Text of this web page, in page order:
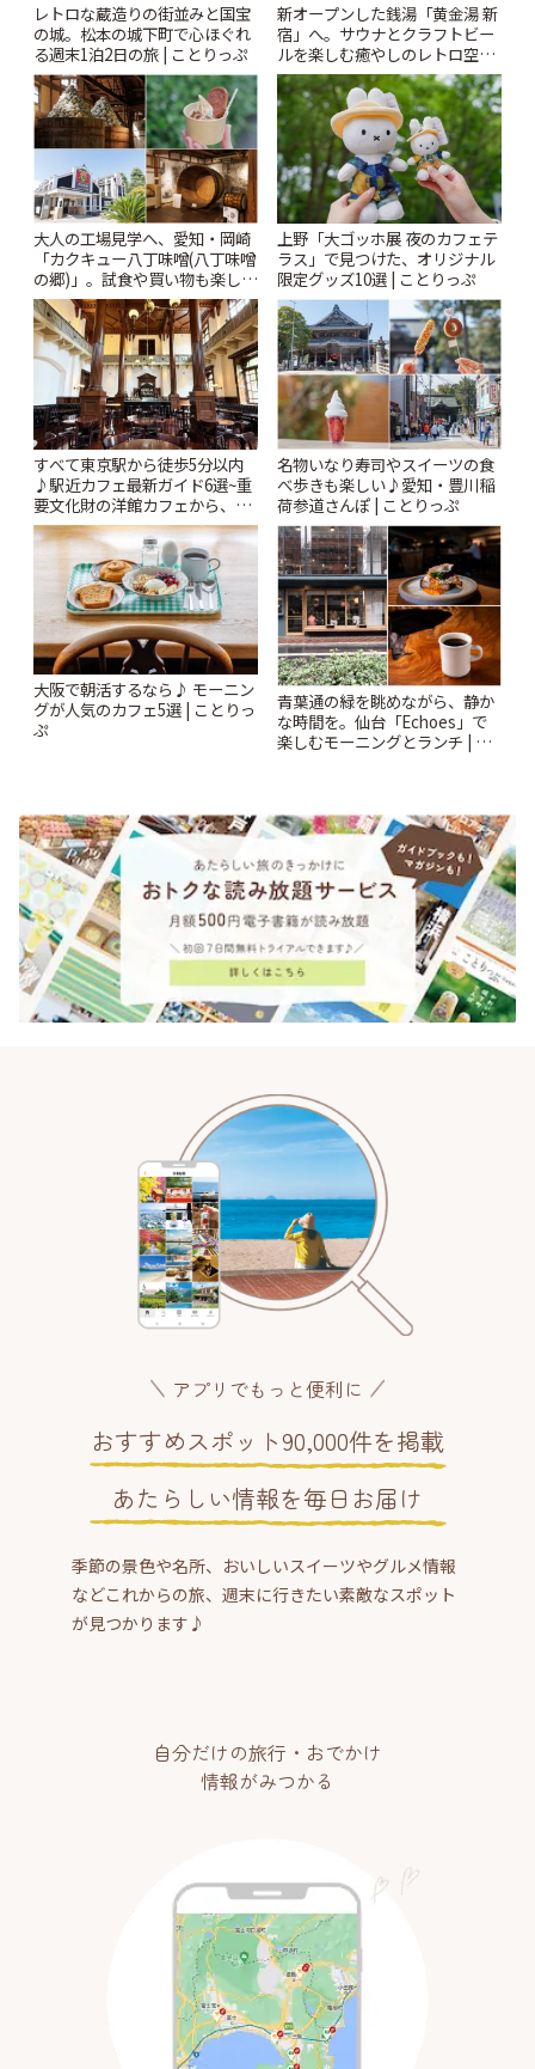
レトロな蔵造りの街並みと国宝
の城。松本の城下町で心ほぐれ
る週末1泊2日の旅 | ことりっぷ
新オープンした銭湯「黄金湯 新
宿」へ。サウナとクラフトビー
ルを楽しむ癒やしのレトロ空間
| ことりっぷ
大人の工場見学へ、愛知・岡崎
「カクキュー八丁味噌(八丁味噌
の郷)」。試食や買い物も楽しみ
♪ | ことりっぷ
上野「大ゴッホ展 夜のカフェテ
ラス」で見つけた、オリジナル
限定グッズ10選 | ことりっぷ
すべて東京駅から徒歩5分以内
♪駅近カフェ最新ガイド6選~重
要文化財の洋館カフェから、改
札すぐのレトロ喫茶まで~ | こと
りっぷ
名物いなり寿司やスイーツの食
べ歩きも楽しい♪愛知・豊川稲
荷参道さんぽ | ことりっぷ
大阪で朝活するなら♪ モーニン
グが人気のカフェ5選 | ことりっ
ぷ
青葉通の緑を眺めながら、静か
な時間を。仙台「Echoes」で
楽しむモーニングとランチ | こ
アプリでもっと便利に
おすすめスポット90,000件を掲載
あたらしい情報を毎日お届け
季節の景色や名所、おいしいスイーツやグルメ情報
などこれからの旅、週末に行きたい素敵なスポット
が見つかります♪
自分だけの旅行・おでかけ
情報がみつかる